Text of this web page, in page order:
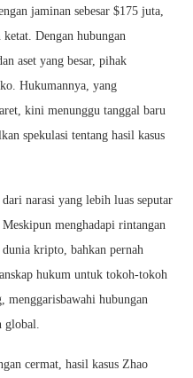
jaminan sebesar $175 juta,
Dengan hubungan
aset yang besar, pihak
Hukumannya, yang
kini menunggu tanggal baru
spekulasi tentang hasil kasus
narasi yang lebih luas seputar
. Meskipun menghadapi rintangan
kripto, bahkan pernah
hukum untuk tokoh-tokoh
menggarisbawahi hubungan
cermat, hasil kasus Zhao